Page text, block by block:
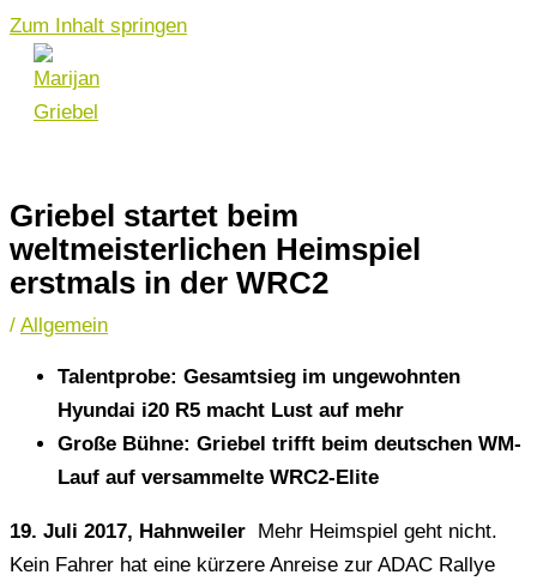
Zum Inhalt springen
Griebel startet beim
weltmeisterlichen Heimspiel
erstmals in der WRC2
/ Allgemein
Talentprobe: Gesamtsieg im ungewohnten
Hyundai i20 R5 macht Lust auf mehr
Große Bühne: Griebel trifft beim deutschen WM-
Lauf auf versammelte WRC2-Elite
19. Juli 2017, Hahnweiler Mehr Heimspiel geht nicht.
Kein Fahrer hat eine kürzere Anreise zur ADAC Rallye